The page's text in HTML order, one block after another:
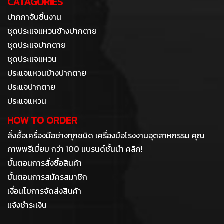
ปากกาจับชิ้นงาน
ชุดประแจแหวนข้างปากตาย
ชุดประแจปากตาย
ชุดประแจแหวน
ประแจแหวนข้างปากตาย
ประแจปากตาย
ประแจแหวน
HOW TO ORDER
สั่งซื้อเครื่องมือช่างทุกชนิด เครื่องมือโรงงานอุตสาหกรรม คุณ
ภาพพรีเมี่ยม กว่า 100 แบรนด์ชั้นนำ คลิก!
ขั้นตอนการสั่งซื้อสินค้า
ขั้นตอนการสมัครสมาชิก
เงื่อนไขการจัดส่งสินค้า
แจ้งชำระเงิน